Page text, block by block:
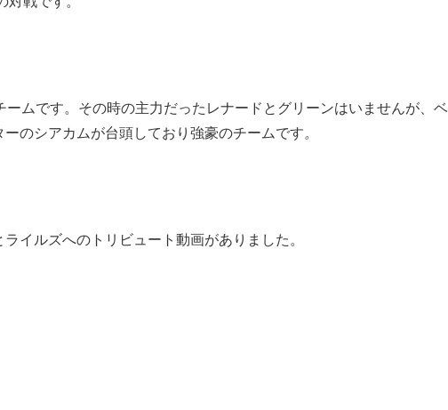
ムです。その時の主力だったレナードとグリーンはいませんが、ベ
のシアカムが台頭しており強豪のチームです。
イルズへのトリビュート動画がありました。